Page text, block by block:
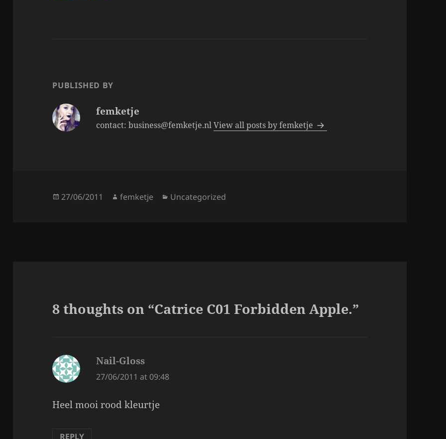
o
k
PUBLISHED BY
femketje
contact: business@femketje.nlView all posts by femketje
Posted
27/06/2011 Author
femketje Categories
Uncategorized
8 thoughts on “Catrice C01 Forbidden Apple.”
Nail-Gloss
27/06/2011 at 09:48
Heel mooi rood kleurtje
REPLY